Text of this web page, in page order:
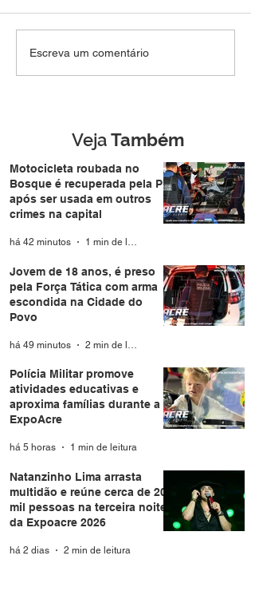
Jovem de 18 anos, é
Escreva um comentário
VejaTambém
Motocicleta roubada no
Bosque é recuperada pela PM
após ser usada em outros
crimes na capital
há 42 minutos 1 min de leitura
Jovem de 18 anos, é preso
pela Força Tática com arma
escondida na Cidade do
Povo
há 49 minutos 2 min de leitura
Polícia Militar promove
atividades educativas e
aproxima famílias durante a
ExpoAcre
há 5 horas 1 min de leitura
Natanzinho Lima arrasta
multidão e reúne cerca de 20
mil pessoas na terceira noite
da Expoacre 2026
há 2 dias 2 min de leitura